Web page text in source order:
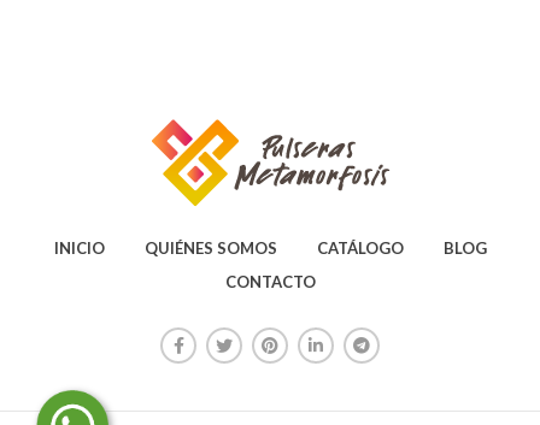
INICIO QUIÉNES SOMOS CATÁLOGO
BLOG
CONTACTO